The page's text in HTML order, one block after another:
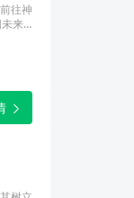
往神
来